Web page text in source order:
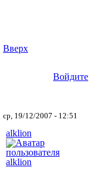
Вверх
Войдите
ср, 19/12/2007 - 12:51
alklion